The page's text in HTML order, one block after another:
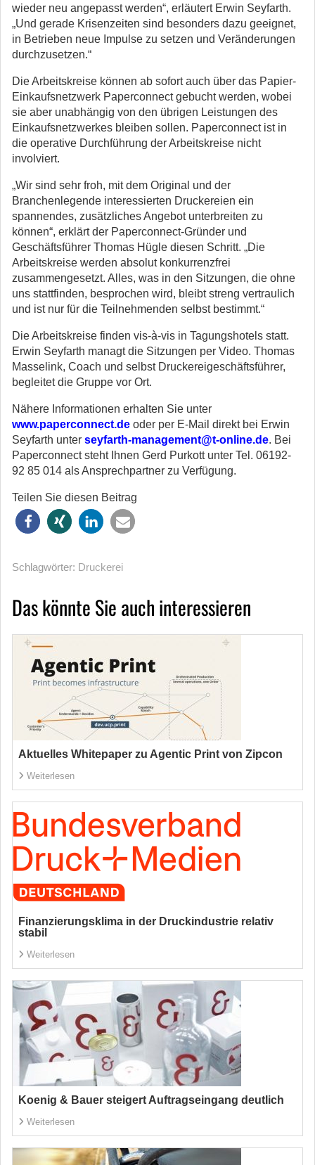
wieder neu angepasst werden“, erläutert Erwin Seyfarth.
„Und gerade Krisenzeiten sind besonders dazu geeignet,
in Betrieben neue Impulse zu setzen und Veränderungen
durchzusetzen.“
Die Arbeitskreise können ab sofort auch über das Papier-
Einkaufsnetzwerk Paperconnect gebucht werden, wobei
sie aber unabhängig von den übrigen Leistungen des
Einkaufsnetzwerkes bleiben sollen. Paperconnect ist in
die operative Durchführung der Arbeitskreise nicht
involviert.
„Wir sind sehr froh, mit dem Original und der
Branchenlegende interessierten Druckereien ein
spannendes, zusätzliches Angebot unterbreiten zu
können“, erklärt der Paperconnect-Gründer und
Geschäftsführer Thomas Hügle diesen Schritt. „Die
Arbeitskreise werden absolut konkurrenzfrei
zusammengesetzt. Alles, was in den Sitzungen, die ohne
uns stattfinden, besprochen wird, bleibt streng vertraulich
und ist nur für die Teilnehmenden selbst bestimmt.“
Die Arbeitskreise finden vis-à-vis in Tagungshotels statt.
Erwin Seyfarth managt die Sitzungen per Video. Thomas
Masselink, Coach und selbst Druckereigeschäftsführer,
begleitet die Gruppe vor Ort.
Nähere Informationen erhalten Sie unter
www.paperconnect.de oder per E-Mail direkt bei Erwin
Seyfarth unter seyfarth-management@t-online.de. Bei
Paperconnect steht Ihnen Gerd Purkott unter Tel. 06192-
92 85 014 als Ansprechpartner zu Verfügung.
Teilen Sie diesen Beitrag
Schlagwörter: Druckerei
Das könnte Sie auch interessieren
Aktuelles Whitepaper zu Agentic Print von Zipcon
Weiterlesen
Finanzierungsklima in der Druckindustrie relativ
stabil
Weiterlesen
Koenig & Bauer steigert Auftragseingang deutlich
Weiterlesen